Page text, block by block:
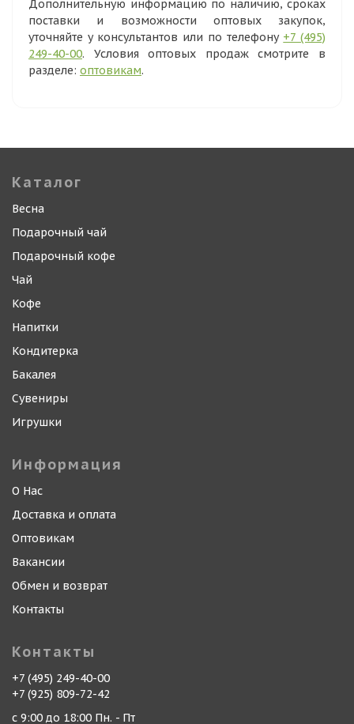
Дополнительную информацию по наличию, сроках
поставки и возможности оптовых закупок,
уточняйте у консультантов или по телефону +7 (495)
249-40-00. Условия оптовых продаж смотрите в
разделе: оптовикам.
Каталог
Весна
Подарочный чай
Подарочный кофе
Чай
Кофе
Напитки
Кондитерка
Бакалея
Сувениры
Игрушки
Информация
О Нас
Доставка и оплата
Оптовикам
Вакансии
Обмен и возврат
Контакты
Контакты
+7 (495) 249-40-00
+7 (925) 809-72-42
с 9:00 до 18:00 Пн. - Пт